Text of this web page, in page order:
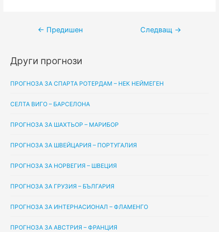
Навигация
← Предишен Следващ →
Други прогнози
ПРОГНОЗА ЗА СПАРТА РОТЕРДАМ – НЕК НЕЙМЕГЕН
СЕЛТА ВИГО – БАРСЕЛОНА
ПРОГНОЗА ЗА ШАХТЬОР – МАРИБОР
ПРОГНОЗА ЗА ШВЕЙЦАРИЯ – ПОРТУГАЛИЯ
ПРОГНОЗА ЗА НОРВЕГИЯ – ШВЕЦИЯ
ПРОГНОЗА ЗА ГРУЗИЯ – БЪЛГАРИЯ
ПРОГНОЗА ЗА ИНТЕРНАСИОНАЛ – ФЛАМЕНГО
ПРОГНОЗА ЗА АВСТРИЯ – ФРАНЦИЯ